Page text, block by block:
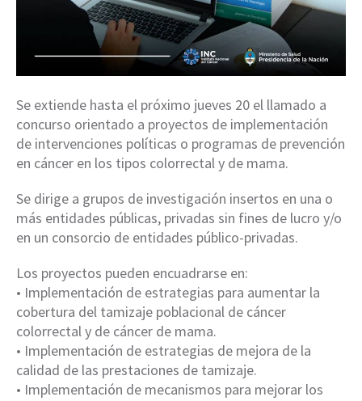
Se extiende hasta el próximo jueves 20 el llamado a
concurso orientado a proyectos de implementación
de intervenciones políticas o programas de prevención
en cáncer en los tipos colorrectal y de mama.
Se dirige a grupos de investigación insertos en una o
más entidades públicas, privadas sin fines de lucro y/o
en un consorcio de entidades público-privadas.
Los proyectos pueden encuadrarse en:
• Implementación de estrategias para aumentar la
cobertura del tamizaje poblacional de cáncer
colorrectal y de cáncer de mama.
• Implementación de estrategias de mejora de la
calidad de las prestaciones de tamizaje.
• Implementación de mecanismos para mejorar los